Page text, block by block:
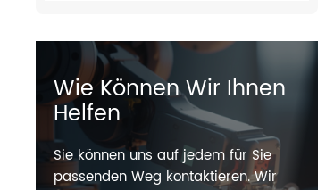
Wie Können Wir Ihnen
Helfen
Sie können uns auf jedem für Sie
passenden Weg kontaktieren. Wir